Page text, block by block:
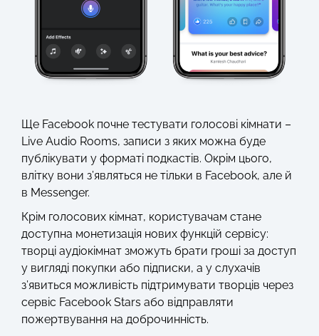
Ще Facebook почне тестувати голосові кімнати –
Live Audio Rooms, записи з яких можна буде
публікувати у форматі подкастів. Окрім цього,
влітку вони з’являться не тільки в Facebook, але й
в Messenger.
Крім голосових кімнат, користувачам стане
доступна монетизація нових функцій сервісу:
творці аудіокімнат зможуть брати гроші за доступ
у вигляді покупки або підписки, а у слухачів
з’явиться можливість підтримувати творців через
сервіс Facebook Stars або відправляти
пожертвування на доброчинність.